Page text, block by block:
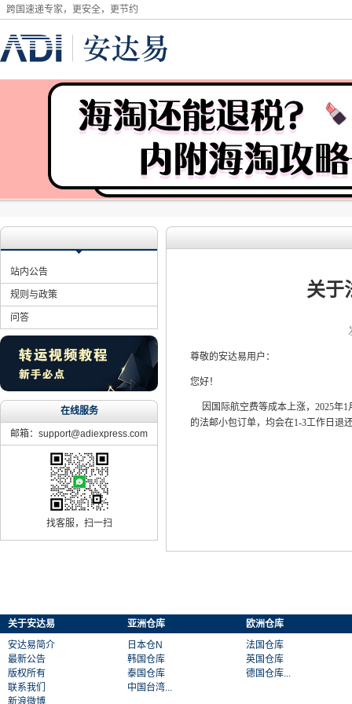
跨国速递专家，更安全，更节约
站内公告
规则与政策
问答
在线服务
邮箱：support@adiexpress.com
找客服，扫一扫
关于
尊敬的安达易用户：
您好！
因国际航空费等成本上涨，2025年1
的法邮小包订单，均会在1-3工作日退
关于安达易
安达易简介
最新公告
版权所有
联系我们
新浪微博
亚洲仓库
日本仓N
韩国仓库
泰国仓库
中国台湾...
欧洲仓库
法国仓库
英国仓库
德国仓库...